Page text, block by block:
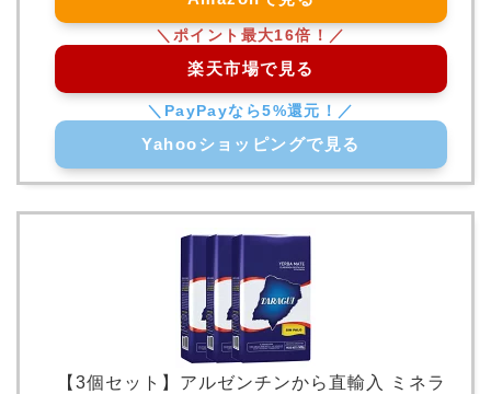
楽天市場で見る
Yahooショッピングで見る
【3個セット】アルゼンチンから直輸入 ミネラ